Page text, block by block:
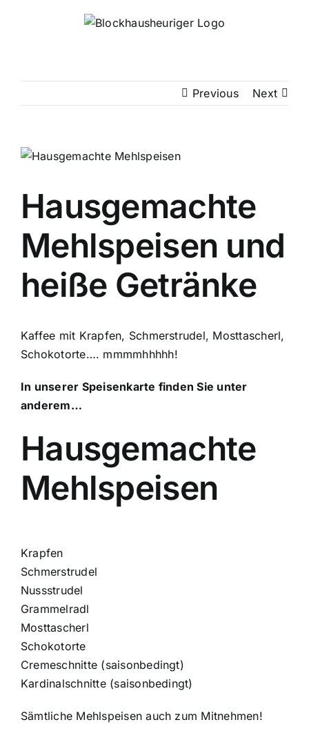
Previous Next
Hausgemachte
Mehlspeisen und
heiße Getränke
Kaffee mit Krapfen, Schmerstrudel, Mosttascherl,
Schokotorte…. mmmmhhhhh!
In unserer Speisenkarte finden Sie unter
anderem…
Hausgemachte
Mehlspeisen
Krapfen
Schmerstrudel
Nussstrudel
Grammelradl
Mosttascherl
Schokotorte
Cremeschnitte (saisonbedingt)
Kardinalschnitte (saisonbedingt)
Sämtliche Mehlspeisen auch zum Mitnehmen!